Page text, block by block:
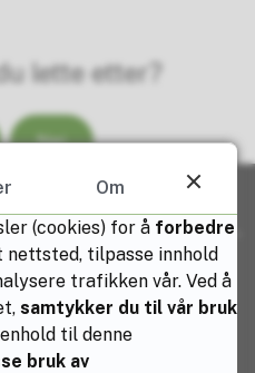
lette etter?
Nei
Om
(cookies) for å forbedre
nettsted, tilpasse innhold
trafikken vår. Ved å
samtykker du til vår bruk
til denne
bruk av